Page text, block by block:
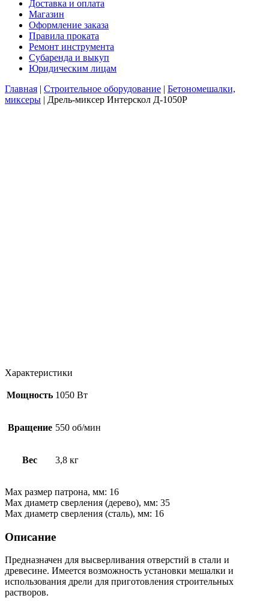
Доставка и оплата
Магазин
Оформление заказа
Правила проката
Ремонт инструмента
Субаренда и выкуп
Юридическим лицам
Главная | Строительное оборудование | Бетономешалки,
миксеры | Дрель-миксер Интерскол Д-1050P
Характеристики
Мощность 1050 Вт
Вращение 550 об/мин
Вес 3,8 кг
Max размер патрона, мм: 16
Мах диаметр сверления (дерево), мм: 35
Мах диаметр сверления (сталь), мм: 16
Описание
Предназначен для высверливания отверстий в стали и
древесине. Имеется возможность установки мешалки и
использования дрели для приготовления строительных
растворов.